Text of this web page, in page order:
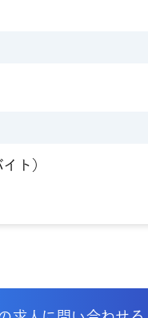
ト）